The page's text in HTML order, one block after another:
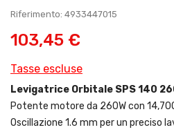
Riferimento: 4933447015
103,45 €
Tasse escluse
Levigatrice Orbitale SPS 140
Potente motore da 260W con
Oscillazione 1.6 mm per un preciso